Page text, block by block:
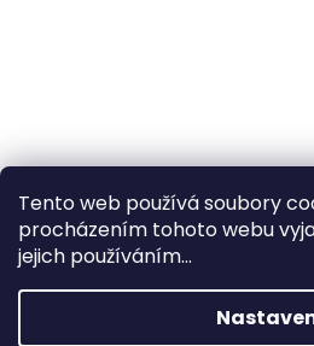
Tento web používá soubory
procházením tohoto webu
jejich používáním...
Hledáte nejvýhodnější cenu?
pomocíregistrace